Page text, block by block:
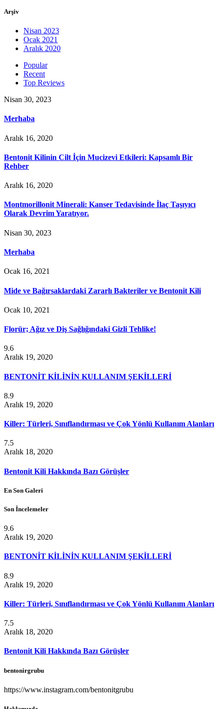
Arşiv
Nisan 2023
Ocak 2021
Aralık 2020
Popular
Recent
Top Reviews
Nisan 30, 2023
Merhaba
Aralık 16, 2020
Bentonit Kilinin Cilt İçin Mucizevi Etkileri: Kapsamlı Bir
Rehber
Aralık 16, 2020
Montmorillonit Minerali: Kanser Tedavisinde İlaç Taşıyıcı
Olarak Devrim Yaratıyor.
Nisan 30, 2023
Merhaba
Ocak 16, 2021
Mide ve Bağırsaklardaki Zararlı Bakteriler ve Bentonit Kili
Ocak 10, 2021
Florür; Ağız ve Diş Sağlığındaki Gizli Tehlike!
9.6
Aralık 19, 2020
BENTONİT KİLİNİN KULLANIM ŞEKİLLERİ
8.9
Aralık 19, 2020
Killer: Türleri, Sınıflandırması ve Çok Yönlü Kullanım Alanları
7.5
Aralık 18, 2020
Bentonit Kili Hakkında Bazı Görüşler
En Son Galeri
Son İncelemeler
9.6
Aralık 19, 2020
BENTONİT KİLİNİN KULLANIM ŞEKİLLERİ
8.9
Aralık 19, 2020
Killer: Türleri, Sınıflandırması ve Çok Yönlü Kullanım Alanları
7.5
Aralık 18, 2020
Bentonit Kili Hakkında Bazı Görüşler
bentonirgrubu
https://www.instagram.com/bentonitgrubu